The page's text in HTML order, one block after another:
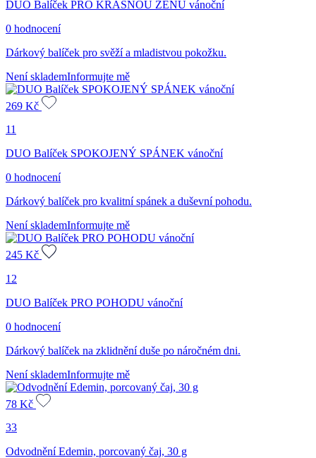
DUO Balíček PRO KRÁSNOU ŽENU vánoční
0 hodnocení
Dárkový balíček pro svěží a mladistvou pokožku.
Není sklademInformujte mě
269 Kč
11
DUO Balíček SPOKOJENÝ SPÁNEK vánoční
0 hodnocení
Dárkový balíček pro kvalitní spánek a duševní pohodu.
Není sklademInformujte mě
245 Kč
12
DUO Balíček PRO POHODU vánoční
0 hodnocení
Dárkový balíček na zklidnění duše po náročném dni.
Není sklademInformujte mě
78 Kč
33
Odvodnění Edemin, porcovaný čaj, 30 g